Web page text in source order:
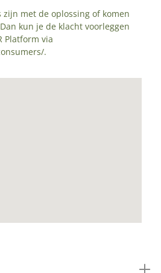
met de oplossing of komen
kun je de klacht voorleggen
Platform via
.